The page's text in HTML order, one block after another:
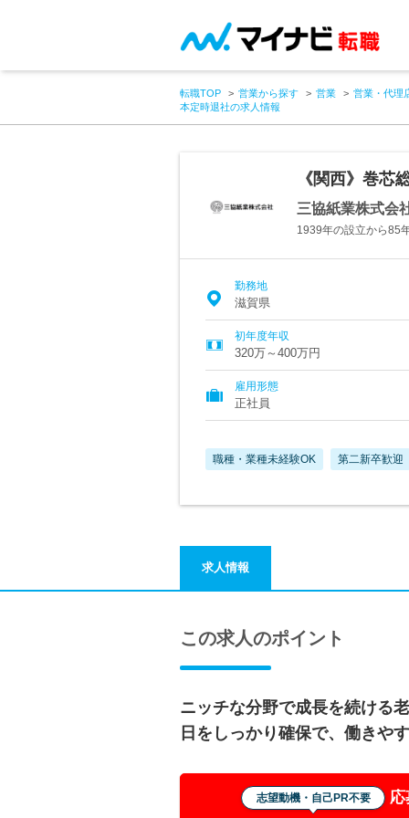
転職TOP 営業から探す 営業
営業・代理
本定時退社の求人情報
《関西》巻芯
三協紙業株式会
1939年の設立から85
勤務地
滋賀県
初年度年収
320万～400万円
雇用形態
正社員
職種・業種未経験OK 第二新卒歓迎
求人情報
この求人のポイント
ニッチな分野で成長を続ける
日をしっかり確保で、働きや
志望動機・自己PR不要